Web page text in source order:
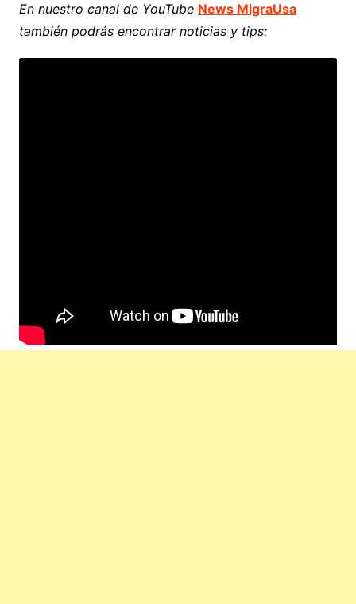
En nuestro canal de YouTube News MigraUsa
también podrás encontrar noticias y tips: